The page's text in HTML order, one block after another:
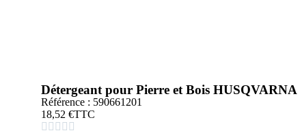
Détergeant pour Pierre et Bois HUSQVARNA
Référence : 590661201
18,52 €TTC
    